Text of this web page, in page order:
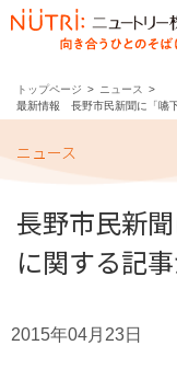
トップページ
ニュース
最新情報 長野市民新聞に「嚥
ニュース
長野市民新
に関する記
2015年04月23日